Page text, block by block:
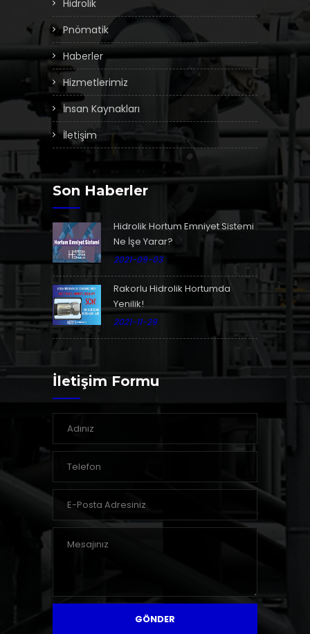
Hidrolik
Pnömatik
Haberler
Hizmetlerimiz
İnsan Kaynakları
İletişim
Son Haberler
Hidrolik Hortum Emniyet Sistemi
Ne İşe Yarar?
2021-09-03
Rakorlu Hidrolik Hortumda
Yenilik!
2021-11-29
İletişim Formu
GÖNDER